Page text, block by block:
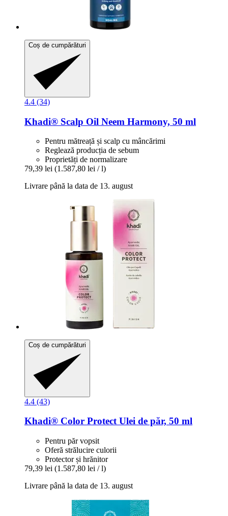
Coș de cumpărături
4.4 (34)
Khadi® Scalp Oil Neem Harmony, 50 ml
Pentru mătreață și scalp cu mâncărimi
Reglează producția de sebum
Proprietăți de normalizare
79,39 lei (1.587,80 lei / l)
Livrare până la data de 13. august
Coș de cumpărături
4.4 (43)
Khadi® Color Protect Ulei de păr, 50 ml
Pentru păr vopsit
Oferă strălucire culorii
Protector și hrănitor
79,39 lei (1.587,80 lei / l)
Livrare până la data de 13. august